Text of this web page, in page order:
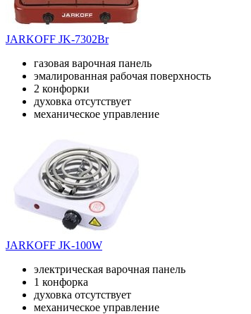
JARKOFF JK-7302Br
газовая варочная панель
эмалированная рабочая поверхность
2 конфорки
духовка отсутствует
механическое управление
JARKOFF JK-100W
электрическая варочная панель
1 конфорка
духовка отсутствует
механическое управление